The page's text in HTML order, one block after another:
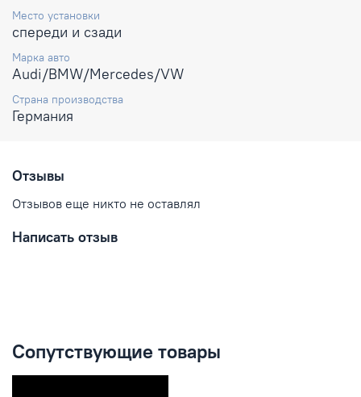
Место установки
спереди и сзади
Марка авто
Audi/BMW/Mercedes/VW
Страна производства
Германия
Отзывы
Отзывов еще никто не оставлял
Написать отзыв
Сопутствующие товары